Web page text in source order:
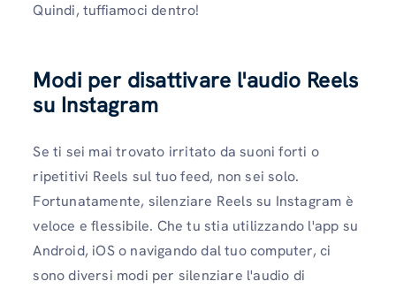
Quindi, tuffiamoci dentro!
Modi per disattivare l'audio Reels
su Instagram
Se ti sei mai trovato irritato da suoni forti o
ripetitivi Reels sul tuo feed, non sei solo.
Fortunatamente, silenziare Reels su Instagram è
veloce e flessibile. Che tu stia utilizzando l'app su
Android, iOS o navigando dal tuo computer, ci
sono diversi modi per silenziare l'audio di